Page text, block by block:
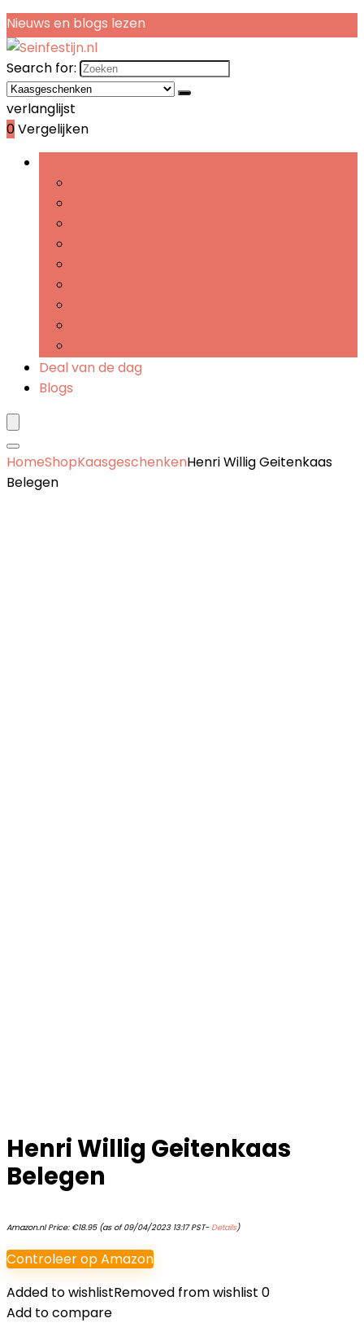
Nieuws en blogs lezen
Search for:
verlanglijst
0Vergelijken
Deal van de dag
Blogs
HomeShopKaasgeschenkenHenri Willig Geitenkaas
Belegen
Henri Willig Geitenkaas
Belegen
Amazon.nl Price: €18.95(as of 09/04/2023 13:17 PST- Details)
Controleer op Amazon
Added to wishlistRemoved from wishlist 0
Add to compare